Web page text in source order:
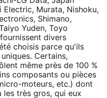
Electric, Murata, Nishoku,
Shimano,
Yuden, Toyo
divers
choisis parce qu'ils
Certains,
même près de 100 %
composants ou pièces
moteurs, etc.) dont
les très gros, qui eux